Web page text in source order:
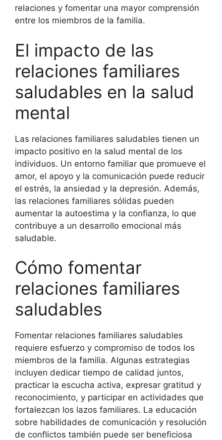
relaciones y fomentar una mayor comprensión
entre los miembros de la familia.
El impacto de las
relaciones familiares
saludables en la salud
mental
Las relaciones familiares saludables tienen un
impacto positivo en la salud mental de los
individuos. Un entorno familiar que promueve el
amor, el apoyo y la comunicación puede reducir
el estrés, la ansiedad y la depresión. Además,
las relaciones familiares sólidas pueden
aumentar la autoestima y la confianza, lo que
contribuye a un desarrollo emocional más
saludable.
Cómo fomentar
relaciones familiares
saludables
Fomentar relaciones familiares saludables
requiere esfuerzo y compromiso de todos los
miembros de la familia. Algunas estrategias
incluyen dedicar tiempo de calidad juntos,
practicar la escucha activa, expresar gratitud y
reconocimiento, y participar en actividades que
fortalezcan los lazos familiares. La educación
sobre habilidades de comunicación y resolución
de conflictos también puede ser beneficiosa